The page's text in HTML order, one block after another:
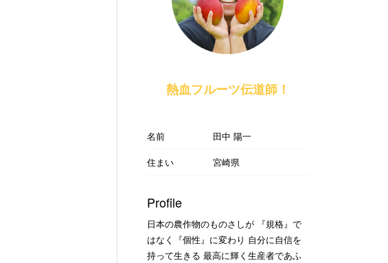
熱血フルーツ伝道師！
名前
田中 陽一
住まい
宮崎県
Profile
日本の農作物のものさしが 『規格』で
はなく『個性』に変わり 自分に自信を
持って生きる 最高に輝く生産者であふ